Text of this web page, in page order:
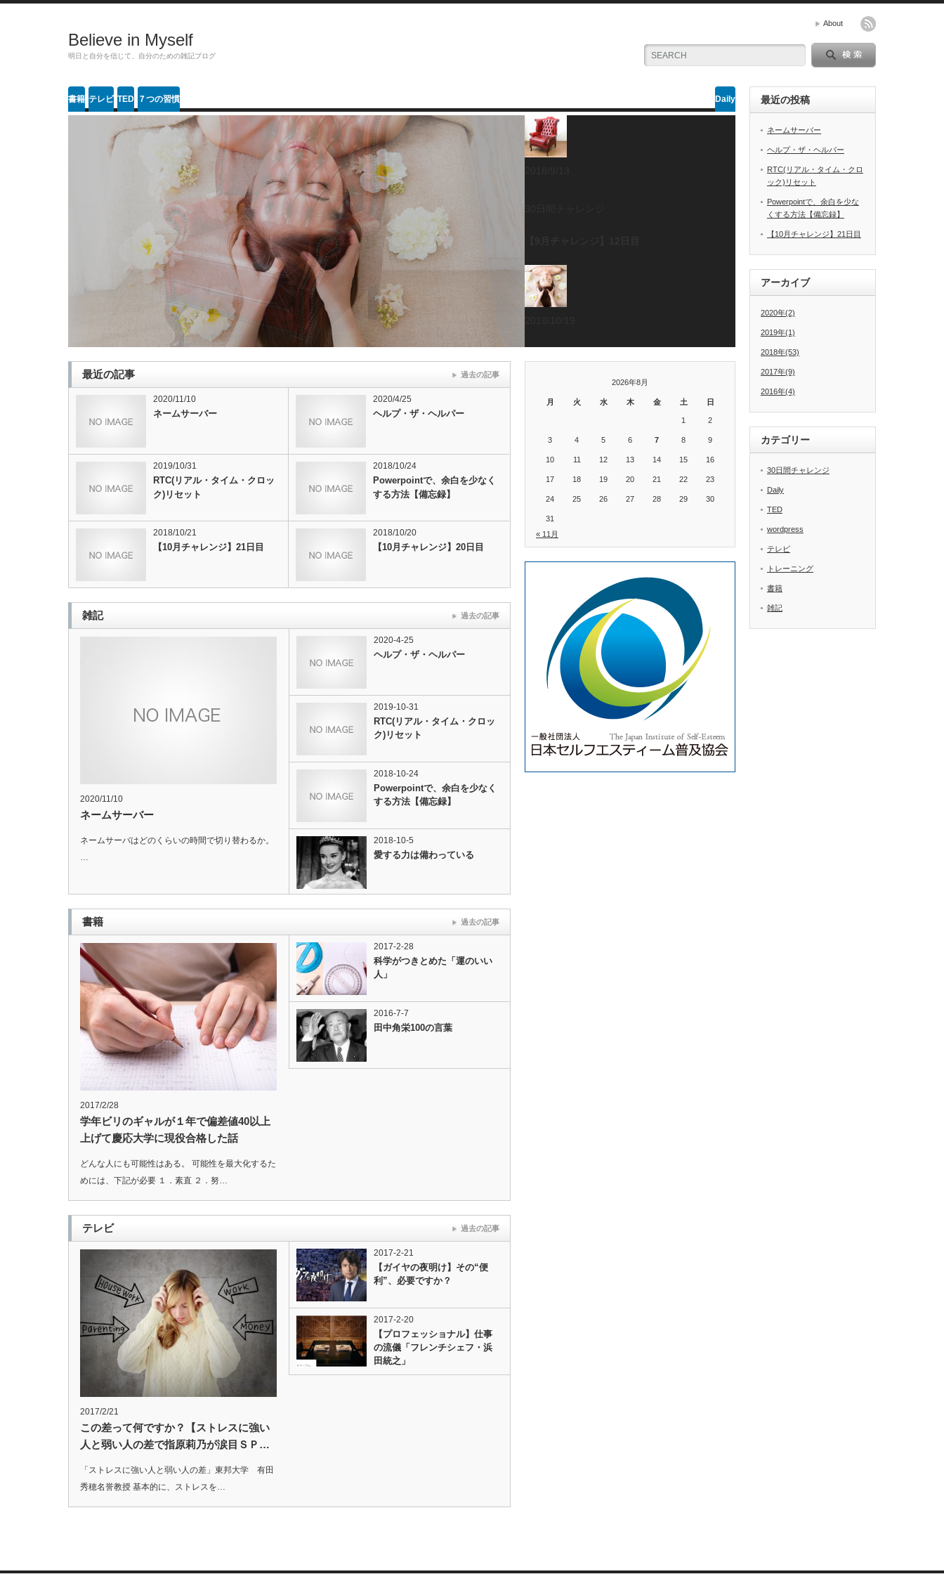
Believe in Myself
明日と自分を信じて、自分のための雑記ブログ
About
書籍 テレビ TED ７つの習慣 Daily
【10月チャレンジ】18日目
【9月チャレンジ】22日目
2018/9/17
最近の記事 過去の記事
2020/11/10
ネームサーバー
2020/4/25
ヘルプ・ザ・ヘルパー
2019/10/31
RTC(リアル・タイム・クロッ
ク)リセット
2018/10/24
Powerpointで、余白を少なく
する方法【備忘録】
2018/10/21
【10月チャレンジ】21日目
2018/10/20
【10月チャレンジ】20日目
雑記 過去の記事
2020/11/10
ネームサーバー
ネームサーバはどのくらいの時間で切り替わるか。
…
2020-4-25
ヘルプ・ザ・ヘルパー
2019-10-31
RTC(リアル・タイム・クロッ
ク)リセット
2018-10-24
Powerpointで、余白を少なく
する方法【備忘録】
2018-10-5
愛する力は備わっている
書籍 過去の記事
2017/2/28
学年ビリのギャルが１年で偏差値40以上
上げて慶応大学に現役合格した話
どんな人にも可能性はある。 可能性を最大化するた
めには、下記が必要 １．素直 ２．努…
2017-2-28
科学がつきとめた「運のいい
人」
2016-7-7
田中角栄100の言葉
テレビ 過去の記事
2017/2/21
この差って何ですか？【ストレスに強い
人と弱い人の差で指原莉乃が涙目ＳＰ…
「ストレスに強い人と弱い人の差」東邦大学 有田
秀穂名誉教授 基本的に、ストレスを…
2017-2-21
【ガイヤの夜明け】その“便
利”、必要ですか？
2017-2-20
【プロフェッショナル】仕事
の流儀「フレンチシェフ・浜
田統之」
2026年8月
月 火 水 木 金 土 日
1 2
3 4 5 6 7 8 9
10 11 12 13 14 15 16
17 18 19 20 21 22 23
24 25 26 27 28 29 30
31
« 11月
最近の投稿
ネームサーバー
ヘルプ・ザ・ヘルパー
RTC(リアル・タイム・クロ
ック)リセット
Powerpointで、余白を少な
くする方法【備忘録】
【10月チャレンジ】21日目
アーカイブ
2020年(2)
2019年(1)
2018年(53)
2017年(9)
2016年(4)
カテゴリー
30日間チャレンジ
Daily
TED
wordpress
テレビ
トレーニング
書籍
雑記